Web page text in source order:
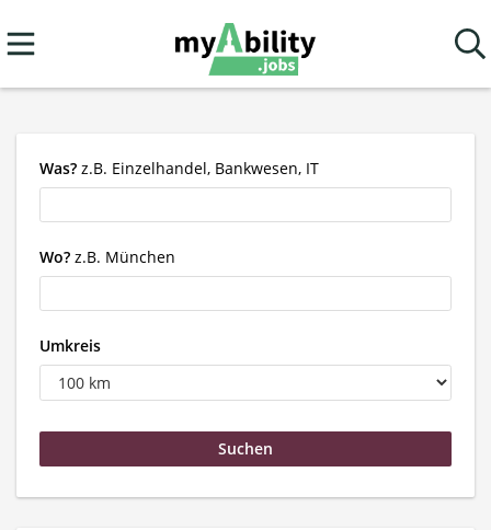
Was? z.B. Einzelhandel, Bankwesen, IT
Wo? z.B. München
Umkreis